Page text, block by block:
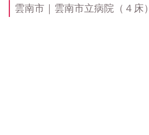
雲南市｜雲南市立病院（４床）